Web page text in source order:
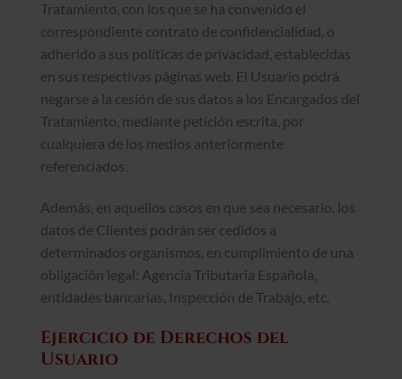
Tratamiento, con los que se ha convenido el
correspondiente contrato de confidencialidad, o
adherido a sus políticas de privacidad, establecidas
en sus respectivas páginas web. El Usuario podrá
negarse a la cesión de sus datos a los Encargados del
Tratamiento, mediante petición escrita, por
cualquiera de los medios anteriormente
referenciados.
Además, en aquellos casos en que sea necesario, los
datos de Clientes podrán ser cedidos a
determinados organismos, en cumplimiento de una
obligación legal: Agencia Tributaria Española,
entidades bancarias, Inspección de Trabajo, etc.
Ejercicio de Derechos del
Usuario